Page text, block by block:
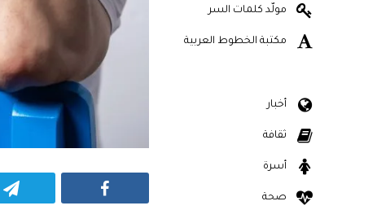
مولّد كلمات السر
مكتبة الخطوط العربية
أخبار
ثقافة
أسرة
صحة